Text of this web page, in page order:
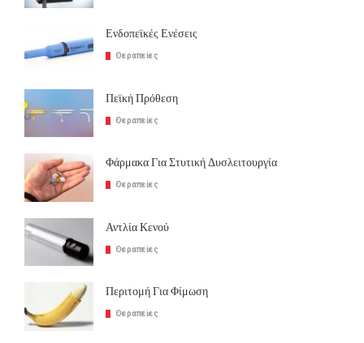
Ενδοπεϊκές Ενέσεις
Θεραπείες
Πεϊκή Πρόθεση
Θεραπείες
Φάρμακα Για Στυτική Δυσλειτουργία
Θεραπείες
Αντλία Κενού
Θεραπείες
Περιτομή Για Φίμωση
Θεραπείες